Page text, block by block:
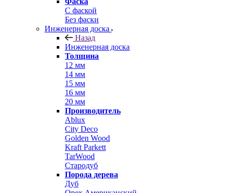
С фаской
Без фаски
Инженерная доска
Назад
Инженерная доска
Толщина
12 мм
14 мм
15 мм
16 мм
20 мм
Производитель
Ablux
City Deco
Golden Wood
Kraft Parkett
TarWood
Стародуб
Порода дерева
Дуб